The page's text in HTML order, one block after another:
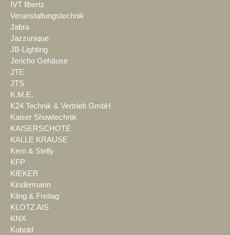
IVT Ilbertz
Veranstaltungstechnik
Jabra
Jazzunique
JB-Lighting
Jericho Gehäuse
JTE
JTS
K.M.E.
K24 Technik & Vertrieb GmbH
Kaiser Showtechnik
KAISERSCHOTE
KALLE KRAUSE
Kern & Stelly
KFP
KIEKER
Kindermann
Kling & Freitag
KLOTZ AIS
KNX
Kobold